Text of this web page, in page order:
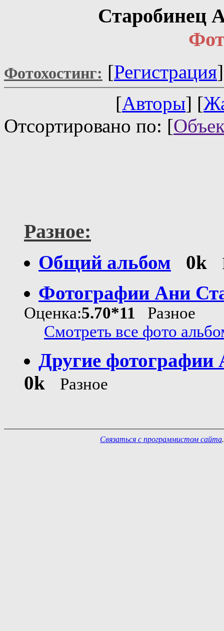
Старобинец
Фотохостинг: [Регистрация
[Авторы] [
Отсортировано по: [
Разное:
Общий альбом 0k
Фотографии Ани
Оценка:5.70*11 Разное
Смотреть все фото
Другие фотографии
0k
Разное
Связаться с программистом сайта.